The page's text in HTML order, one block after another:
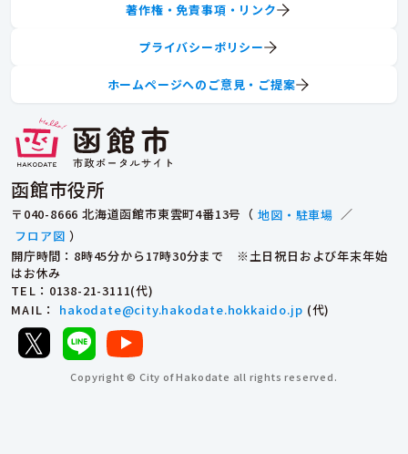
函館市役所
〒040-8666 北海道函館市東雲町4番13号（ 地図・駐車場 ／
フロア図 ）
開庁時間：8時45分から17時30分まで ※土日祝日および年末年始
はお休み
TEL ：0138-21-3111(代)
MAIL ： hakodate@city.hakodate.hokkaido.jp (代)
著作権・免責事項・リンク
プライバシーポリシー
ホームページへのご意見・ご提案
Copyright © City of Hakodate all rights reserved.